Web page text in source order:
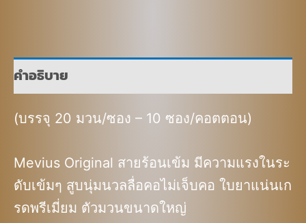
คำอธิบาย
(บรรจุ 20 มวน/ซอง – 10 ซอง/คอตตอน)
Mevius Original สายร้อนเข้ม มีความแรงในระ
ดับเข้มๆ สูบนุ่มนวลลื่อคอไม่เจ็บคอ ใบยาแน่นเก
รดพรีเมี่ยม ตัวมวนขนาดใหญ่